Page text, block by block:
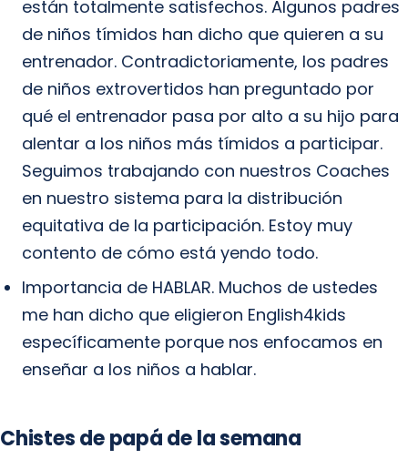
están totalmente satisfechos. Algunos padres
de niños tímidos han dicho que quieren a su
entrenador. Contradictoriamente, los padres
de niños extrovertidos han preguntado por
qué el entrenador pasa por alto a su hijo para
alentar a los niños más tímidos a participar.
Seguimos trabajando con nuestros Coaches
en nuestro sistema para la distribución
equitativa de la participación. Estoy muy
contento de cómo está yendo todo.
Importancia de HABLAR. Muchos de ustedes
me han dicho que eligieron English4kids
específicamente porque nos enfocamos en
enseñar a los niños a hablar.
Chistes de papá de la semana